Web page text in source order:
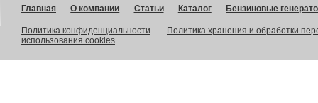
Главная О компании Статьи Каталог Бензиновые
Политика конфиденциальности
Политика хранения и обработки
использования cookies